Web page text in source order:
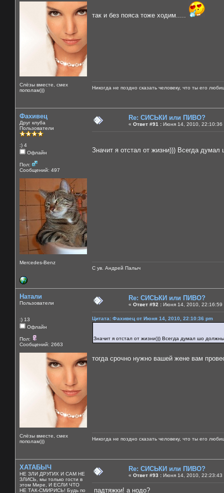
Слёзы вместе, смех
пополам)))
так и без пояса тоже ходим.....
Никогда не поздно сказать человеку, что ты его
Фахивец
Друг клуба
Пользователи
:) 4
Офлайн
Пол:
Сообщений: 497
Mercedes-Benz
Re: СИСЬКИ или ПИВО?
« Ответ #91 : Июня 14, 2010, 22:10:36
Значит я отстал от жизни))) Всегда
С ув. Андрей Палыч
Натали
Пользователи
:) 13
Офлайн
Пол:
Сообщений: 2663
Слёзы вместе, смех
пополам)))
Re: СИСЬКИ или ПИВО?
« Ответ #92 : Июня 14, 2010, 22:16:59
Цитата: Фахивец от Июня 14, 2010, 22:10:36 pm
Значит я отстал от жизни))) Всегда думал шо
тогда срочно нужно вашей жене вам
Никогда не поздно сказать человеку, что ты его
ХАТАБЫЧ
НЕ ЗЛИ ДРУГИХ И САМ НЕ
ЗЛИСЬ, мы только гости в
этом Мире, И ЕСЛИ ЧТО
НЕ ТАК-СМИРИСЬ! Будь по
Re: СИСЬКИ или ПИВО?
« Ответ #93 : Июня 14, 2010, 22:23:43
падтяжки! а нодо?